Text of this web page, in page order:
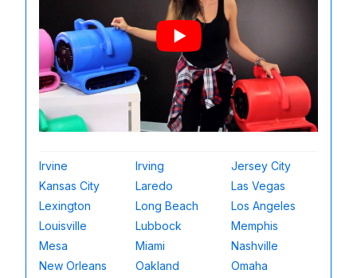
Irvine Irving
Jersey City
Kansas City
Laredo
Las Vegas
Lexington
Long Beach
Los Angeles
Louisville
Lubbock
Memphis
Mesa
Miami
Nashville
New Orleans
Oakland
Omaha